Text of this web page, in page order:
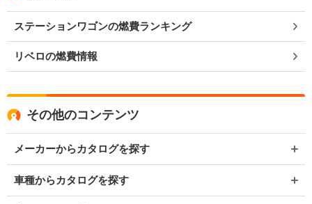
ステーションワゴンの燃費ランキング
リベロの燃費情報
その他のコンテンツ
メーカーからカタログを探す
車種からカタログを探す